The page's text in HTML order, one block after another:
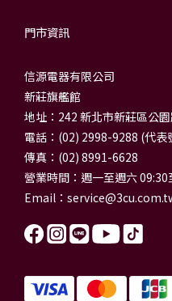
門市資訊
信源電器有限公司
新莊旗艦館
地址：242 新北市新莊區公
電話：(02) 2998-9288 (代表
傳真：(02) 8991-6628
營業時間：週一至週六 09:30
Email：